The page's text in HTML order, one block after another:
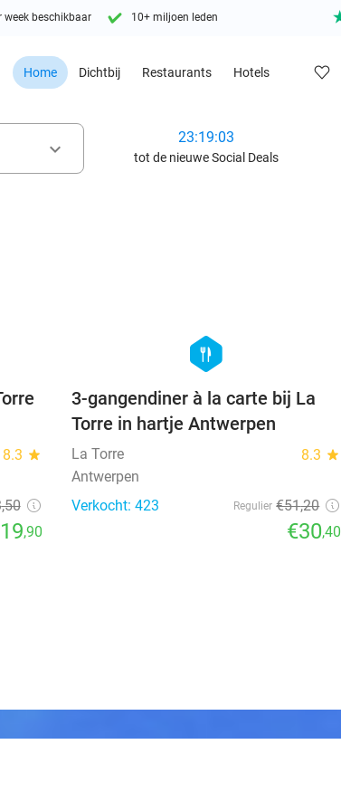
week beschikbaar 10+ miljoen leden
Home Dichtbij Restaurants Hotels
keyboard_arrow_down
23:19:01
tot de nieuwe Social Deals
8.3 star
,50
,90
hexagon
food
3-gangendiner à la carte bij La
Torre in hartje Antwerpen
La Torre 8.3 star
Antwerpen
Verkocht: 423
Regulier €51,20
€30,40